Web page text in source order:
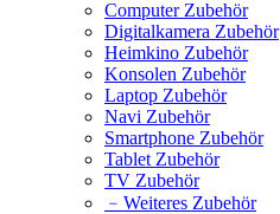
Computer Zubehör
Digitalkamera Zubehör
Heimkino Zubehör
Konsolen Zubehör
Laptop Zubehör
Navi Zubehör
Smartphone Zubehör
Tablet Zubehör
TV Zubehör
﹣ Weiteres Zubehör